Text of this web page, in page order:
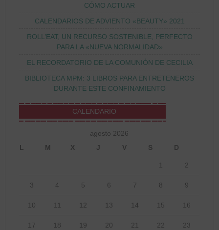
CÓMO ACTUAR
CALENDARIOS DE ADVIENTO «BEAUTY» 2021
ROLL’EAT, UN RECURSO SOSTENIBLE, PERFECTO
PARA LA «NUEVA NORMALIDAD»
EL RECORDATORIO DE LA COMUNIÓN DE CECILIA
BIBLIOTECA MPM: 3 LIBROS PARA ENTRETENEROS
DURANTE ESTE CONFINAMIENTO
CALENDARIO
agosto 2026
L
M X J V S D
1 2
3 4 5 6 7 8 9
10 11 12 13 14 15 16
17 18 19 20 21 22 23